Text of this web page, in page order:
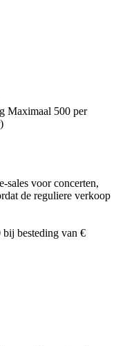
Maximaal 500 per
sales voor concerten,
de reguliere verkoop
bij besteding van €